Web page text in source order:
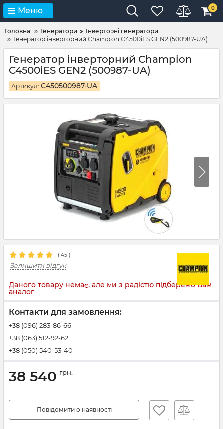
Меню 0
Головна Генератори
Інверторні генератори
Генератор інверторний Champion C4500iES GEN2 (500987-UA)
Генератор інверторний Champion
C4500iES GEN2 (500987-UA)
Артикул: C450500987-UA
( 45 )
Залишити відгук
Даного товару немає, але ми з радістю підберемо Вам
аналог
Контакти для замовлення:
+38 (096) 283-86-66
+38 (063) 512-92-62
+38 (050) 540-53-40
38 540 грн.
Повідомити о наявності